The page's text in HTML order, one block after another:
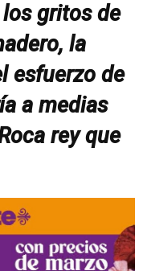
gritos de
la
esfuerzo de
a medias
rey que